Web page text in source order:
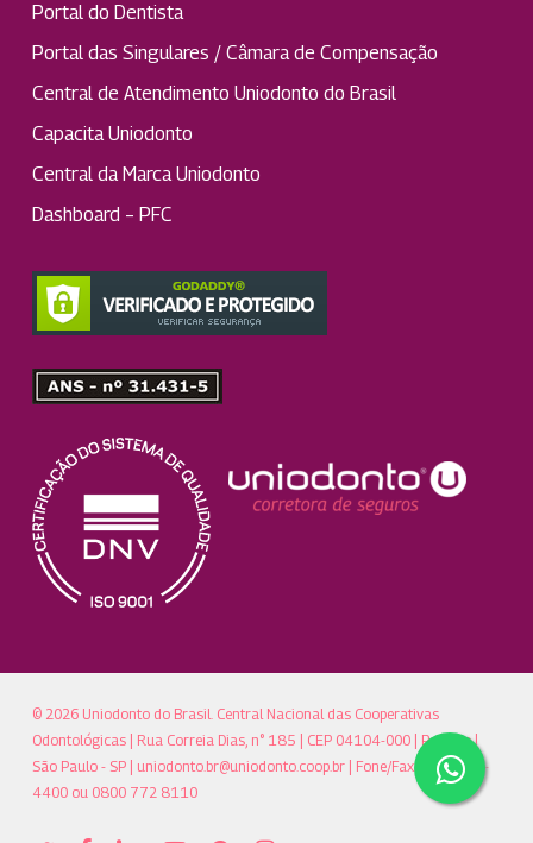
Portal do Dentista
Portal das Singulares / Câmara de Compensação
Central de Atendimento Uniodonto do Brasil
Capacita Uniodonto
Central da Marca Uniodonto
Dashboard – PFC
© 2026 Uniodonto do Brasil. Central Nacional das Cooperativas
Odontológicas | Rua Correia Dias, n° 185 | CEP 04104-000 | Paraíso |
São Paulo - SP | uniodonto.br@uniodonto.coop.br| Fone/Fax: (11)5904-
4400 ou 0800 772 8110